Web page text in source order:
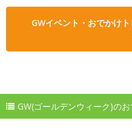
GWイベント・おでかけ
GW(ゴールデンウィーク)の